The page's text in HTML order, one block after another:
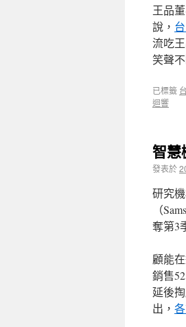
王品
說，
流吃
笑聲
已標籤
迴響
智
發表於
研究
（
奪第3
顧能
銷售
延後
出，